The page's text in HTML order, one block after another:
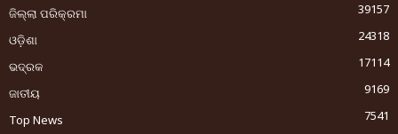
ଜିଲ୍ଲା ପରିକ୍ରମା
39157
ଓଡ଼ିଶା
24318
ଭଦ୍ରକ
17114
ଜାତୀୟ
9169
Top News
7541